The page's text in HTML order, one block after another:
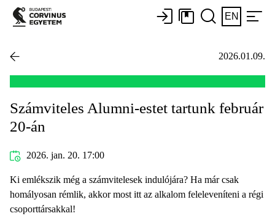
EN
2026.01.09.
Számviteles Alumni-estet tartunk február
20-án
2026. jan. 20. 17:00
Ki emlékszik még a számvitelesek indulójára? Ha már csak
homályosan rémlik, akkor most itt az alkalom feleleveníteni a régi
csoporttársakkal!